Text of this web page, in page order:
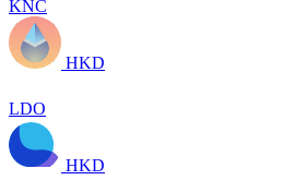
KNC
HKD
LDO
HKD